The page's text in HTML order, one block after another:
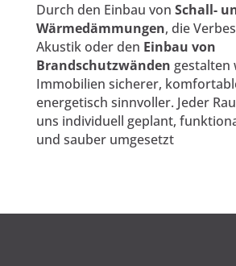
Durch den Einbau von Schall-
Wärmedämmungen, die
Akustik oder den Einbau von
Brandschutzwänden gestalten
Immobilien sicherer,
energetisch sinnvoller. Jeder
uns individuell geplant,
und sauber umgesetzt